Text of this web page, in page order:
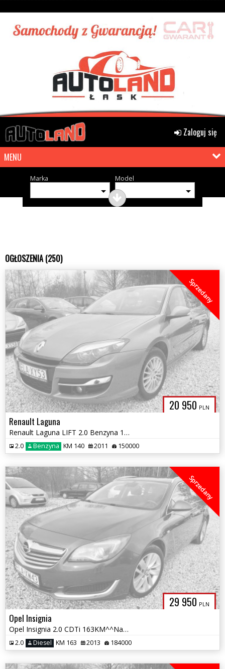
Zaloguj się
MENU
Marka Model
OGŁOSZENIA (250)
20 950 PLN
Sprzedany
Renault Laguna
Renault Laguna LIFT 2.0 Benzyna 140KM^^Climatronic^^150 Tys.km^^Stan B
2.0 Benzyna KM 140 2011 150000
29 950 PLN
Sprzedany
Opel Insignia
Opel Insignia 2.0 CDTi 163KM^^Navi^^Xenon^^Automat^^Stan Bdb^^Oryginał
2.0 Diesel KM 163 2013 184000